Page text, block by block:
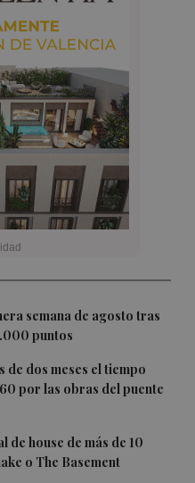
semana de agosto tras
puntos
de dos meses el tiempo
por las obras del puente
de house de más de 10
o The Basement